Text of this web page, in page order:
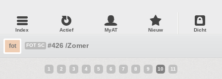
Index Actief MyAT Nieuw Dicht
fot FOT SC #426 /Zomer
1 2 3 4 5 6 7 8 9 10 11